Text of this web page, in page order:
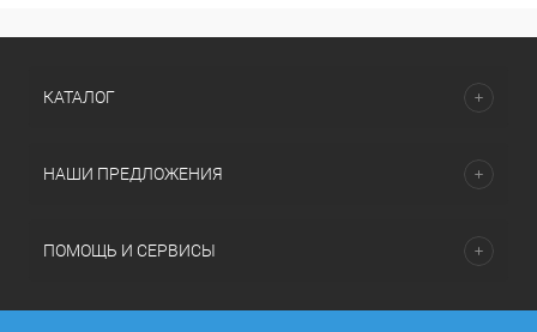
КАТАЛОГ
НАШИ ПРЕДЛОЖЕНИЯ
ПОМОЩЬ И СЕРВИСЫ